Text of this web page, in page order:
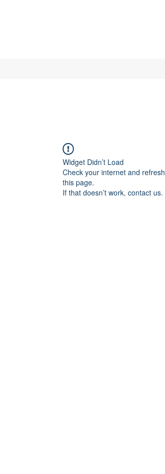
Widget Didn’t Load
Check your internet and refresh
this page.
If that doesn’t work, contact us.